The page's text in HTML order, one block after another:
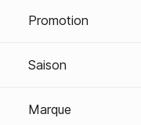
Promotion
Saison
Marque